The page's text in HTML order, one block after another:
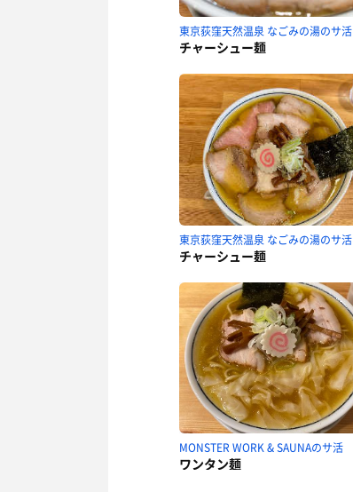
東京荻窪天然温泉 なごみの湯のサ活
チャーシュー麺
東京荻窪天然温泉 なごみの湯のサ活
チャーシュー麺
MONSTER WORK & SAUNAのサ活
ワンタン麺